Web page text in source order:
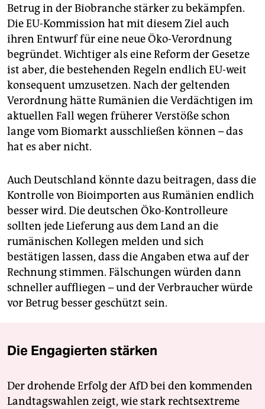
Betrug in der Biobranche stärker zu bekämpfen.
Die EU-Kommission hat mit diesem Ziel auch
ihren Entwurf für eine neue Öko-Verordnung
begründet. Wichtiger als eine Reform der Gesetze
ist aber, die bestehenden Regeln endlich EU-weit
konsequent umzusetzen. Nach der geltenden
Verordnung hätte Rumänien die Verdächtigen im
aktuellen Fall wegen früherer Verstöße schon
lange vom Biomarkt ausschließen können – das
hat es aber nicht.
Auch Deutschland könnte dazu beitragen, dass die
Kontrolle von Bioimporten aus Rumänien endlich
besser wird. Die deutschen Öko-Kontrolleure
sollten jede Lieferung aus dem Land an die
rumänischen Kollegen melden und sich
bestätigen lassen, dass die Angaben etwa auf der
Rechnung stimmen. Fälschungen würden dann
schneller auffliegen – und der Verbraucher würde
vor Betrug besser geschützt sein.
Die Engagierten stärken
Der drohende Erfolg der AfD bei den kommenden
Landtagswahlen zeigt, wie stark rechtsextreme